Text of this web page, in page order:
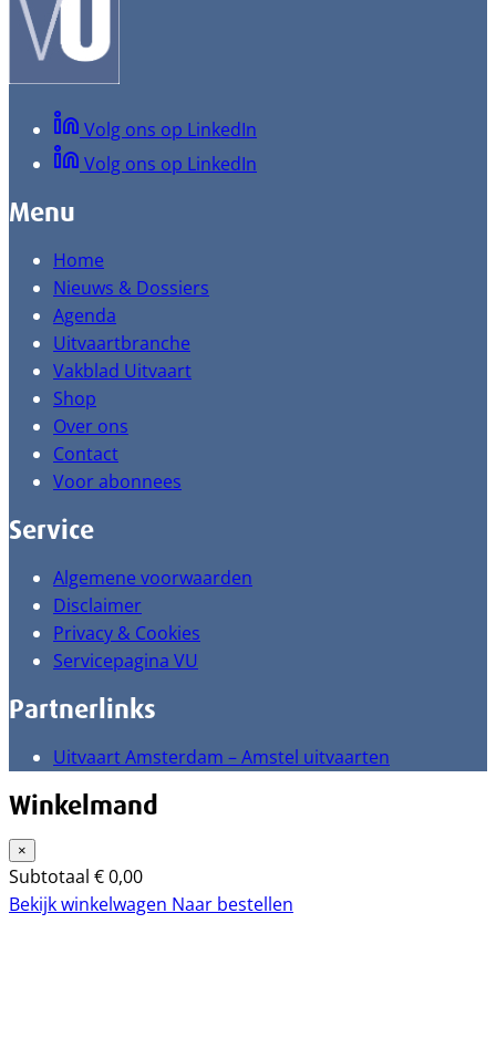
Volg ons op LinkedIn
Volg ons op LinkedIn
Menu
Home
Nieuws & Dossiers
Agenda
Uitvaartbranche
Vakblad Uitvaart
Shop
Over ons
Contact
Voor abonnees
Service
Algemene voorwaarden
Disclaimer
Privacy & Cookies
Servicepagina VU
Partnerlinks
Uitvaart Amsterdam – Amstel uitvaarten
Winkelmand
×
Subtotaal €0,00
Bekijk winkelwagen Naar bestellen